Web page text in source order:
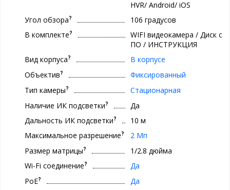
HVR/ Android/ iOS
Угол обзора?
106 градусов
В комплекте?
WIFI видеокамера / Диск с
ПО / ИНСТРУКЦИЯ
Вид корпуса?
В корпусе
Объектив?
Фиксированный
Тип камеры?
Стационарная
Наличие ИК подсветки?
Да
Дальность ИК подсветки?
10 м
Максимальное разрешение?
2 Мп
Размер матрицы?
1/2.8 дюйма
Wi-Fi соединение?
Да
PoE?
Да